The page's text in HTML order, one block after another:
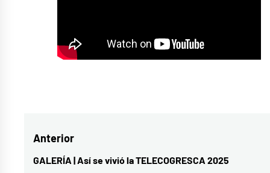
Navegación
de
Anterior
Entrada
GALERÍA | Así se vivió la TELECOGRESCA 2025